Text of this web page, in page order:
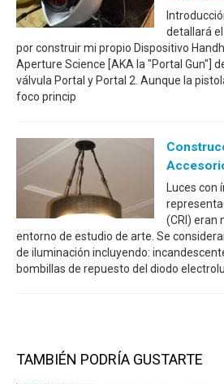
detallará
por construir mi propio Dispositivo
Aperture Science [AKA la "Portal Gun"]
válvula Portal y Portal 2. Aunque la
foco princip
Luces con
(CRI) eran
entorno de estudio de arte. Se
de iluminación incluyendo:
bombillas de repuesto del diodo
TAMBIÉN PODRÍA GUSTARTE